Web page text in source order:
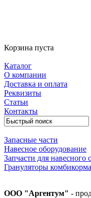
Корзина пуста
Каталог
О компании
Доставка и оплата
Реквизиты
Статьи
Контакты
Запасные части
Навесное оборудование
Запчасти для навесного
Грануляторы комбикорма
ООО "Аргентум" -